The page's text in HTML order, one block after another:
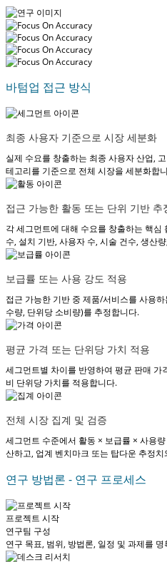
바텀업 접근 방식
최종 사용자 기준으로 시장 세분화
실제 수요를 창출하는 최종 사용자 산업,
테고리를 기준으로 전체 시장을 세분화합
접근 가능한 활동 또는 단위 기반 추
각 세그먼트에 대해 수요를 창출하는 핵
수, 설치 기반, 사용자 수, 시술 건수, 생산
보급률 또는 사용 강도 적용
접근 가능한 기반 중 제품/서비스를 사용
수량, 단위당 소비량)를 추정합니다.
평균 가격 또는 단위당 가치 적용
세그먼트별 차이를 반영하여 평균 판매 가
비 단위당 가치를 적용합니다.
전체 시장 집계 및 검증
세그먼트 수준에서 활동 × 보급률 × 사용
산하고, 업계 벤치마크 또는 탑다운 추정
연구 방법론 - 연구 프로세스
프로젝트 시작
연구팀 구성
연구 목표, 범위, 방법론, 일정 및 과제를 명